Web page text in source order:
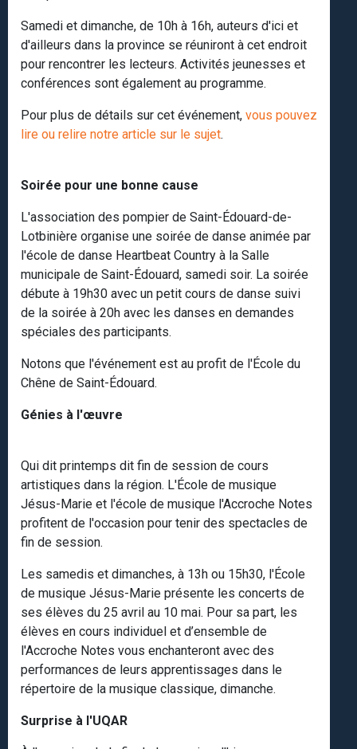
Samedi et dimanche, de 10h à 16h, auteurs d'ici et
d'ailleurs dans la province se réuniront à cet endroit
pour rencontrer les lecteurs. Activités jeunesses et
conférences sont également au programme.
Pour plus de détails sur cet événement, vous pouvez
lire ou relire notre article sur le sujet.
Soirée pour une bonne cause
L'association des pompier de Saint-Édouard-de-
Lotbinière organise une soirée de danse animée par
l'école de danse Heartbeat Country à la Salle
municipale de Saint-Édouard, samedi soir. La soirée
débute à 19h30 avec un petit cours de danse suivi
de la soirée à 20h avec les danses en demandes
spéciales des participants.
Notons que l'événement est au profit de l'École du
Chêne de Saint-Édouard.
Génies à l'œuvre
Qui dit printemps dit fin de session de cours
artistiques dans la région. L'École de musique
Jésus-Marie et l'école de musique l'Accroche Notes
profitent de l'occasion pour tenir des spectacles de
fin de session.
Les samedis et dimanches, à 13h ou 15h30, l'École
de musique Jésus-Marie présente les concerts de
ses élèves du 25 avril au 10 mai. Pour sa part, les
élèves en cours individuel et d’ensemble de
l'Accroche Notes vous enchanteront avec des
performances de leurs apprentissages dans le
répertoire de la musique classique, dimanche.
Surprise à l'UQAR